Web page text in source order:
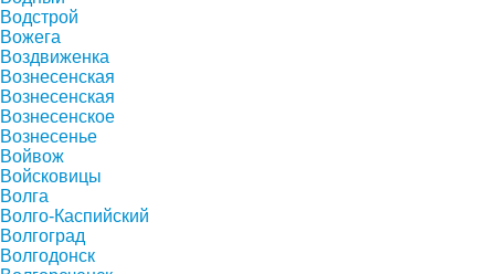
Водстрой
Вожега
Воздвиженка
Вознесенская
Вознесенская
Вознесенское
Вознесенье
Войвож
Войсковицы
Волга
Волго-Каспийский
Волгоград
Волгодонск